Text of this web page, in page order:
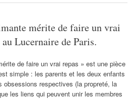
mérite de faire un vrai
Lucernaire de Paris.
de faire un vrai repas » est une pièce
simple : les parents et les deux enfants
respectives (la propreté, la
les liens qui peuvent unir les membres